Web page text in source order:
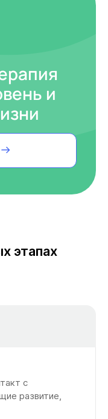
и
этапах
с
развитие,